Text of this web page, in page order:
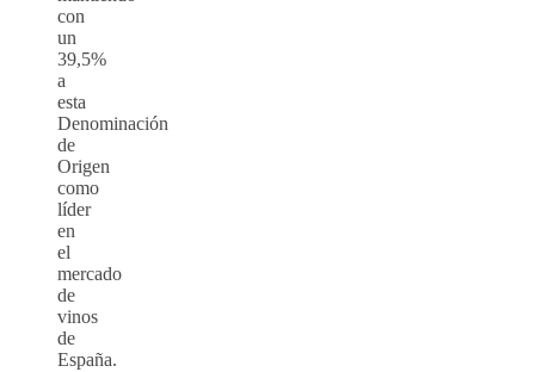
con
un
39,5%
a
esta
Denominación
de
Origen
como
líder
en
el
mercado
de
vinos
de
España.